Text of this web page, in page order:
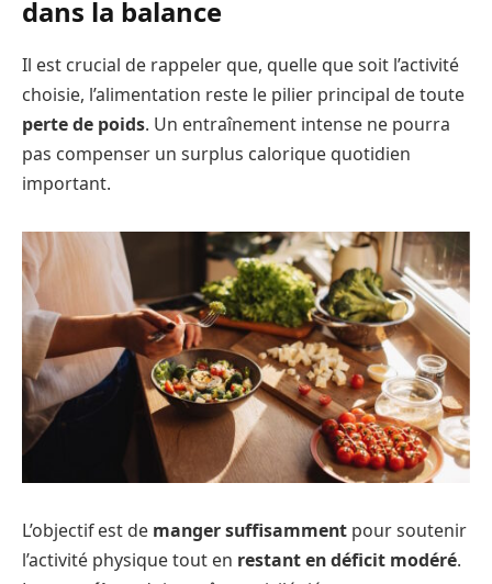
dans la balance
Il est crucial de rappeler que, quelle que soit l’activité
choisie, l’alimentation reste le pilier principal de toute
perte de poids. Un entraînement intense ne pourra
pas compenser un surplus calorique quotidien
important.
L’objectif est de manger suffisamment pour soutenir
l’activité physique tout en restant en déficit modéré.